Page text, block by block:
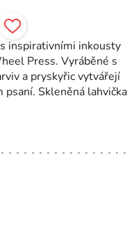
inspirativními inkousty
Press. Vyráběné s
a pryskyřic vytvářejí
Skleněná lahvička